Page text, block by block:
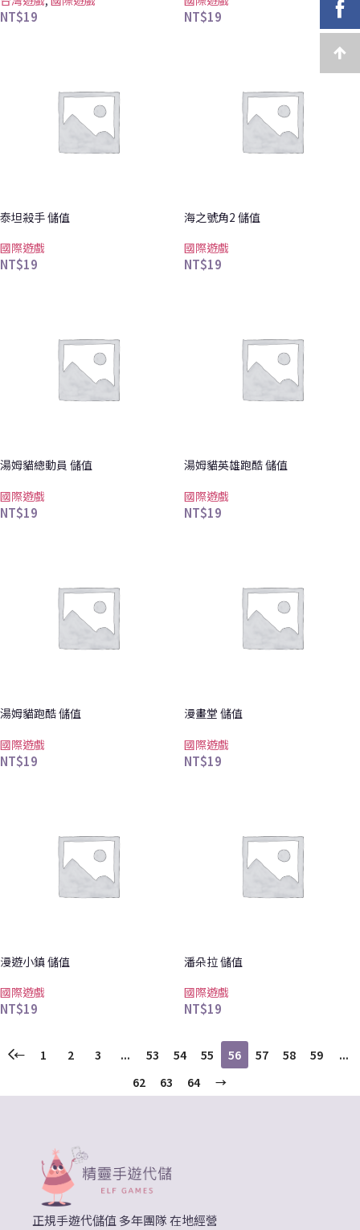
NT$19 NT$19
泰坦殺手 儲值
國際遊戲
NT$19
海之號角2 儲值
國際遊戲
NT$19
湯姆貓總動員 儲值
國際遊戲
NT$19
湯姆貓英雄跑酷 儲值
國際遊戲
NT$19
湯姆貓跑酷 儲值
國際遊戲
NT$19
漫畫堂 儲值
國際遊戲
NT$19
漫遊小鎮 儲值
國際遊戲
NT$19
潘朵拉 儲值
國際遊戲
NT$19
← 1 2 3 ... 53 54 55 56 57 58 59
...
62
63 64 →
正規手遊代儲值 多年團隊 在地經營